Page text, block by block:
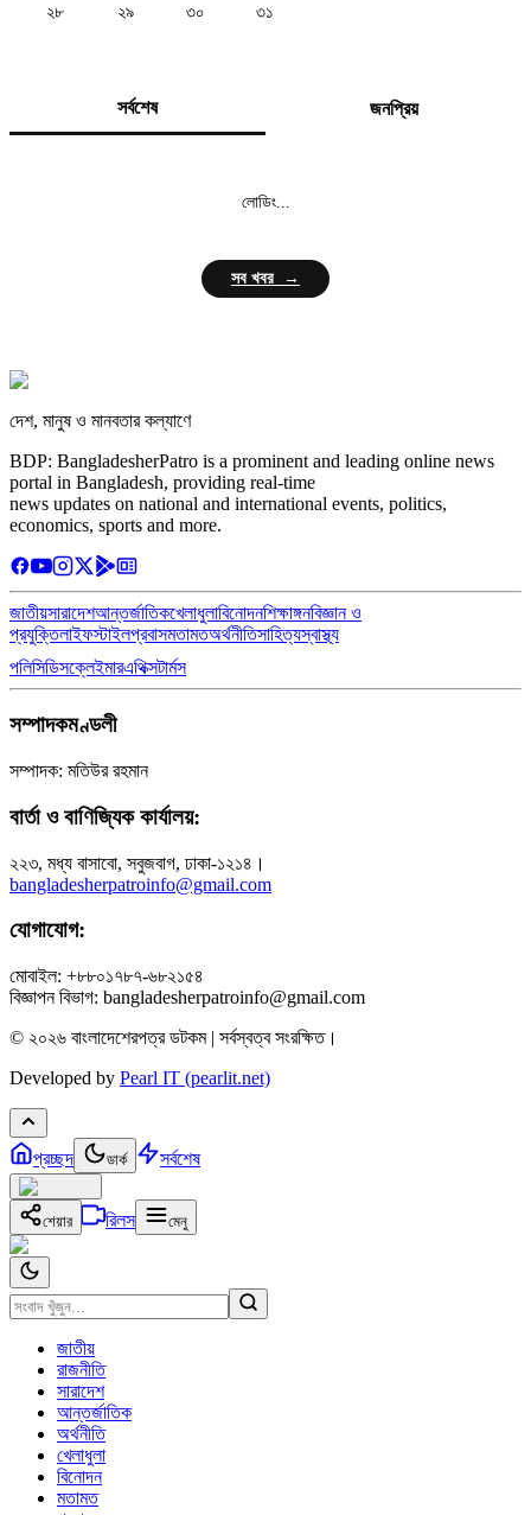
২৮ ২৯ ৩০ ৩১
সর্বশেষ জনপ্রিয়
লোডিং...
সব খবর →
দেশ, মানুষ ও মানবতার কল্যাণে
BDP: BangladesherPatro is a prominent and leading online news
portal in Bangladesh, providing real-time
news updates on national and international events, politics,
economics, sports and more.
জাতীয়সারাদেশআন্তর্জাতিকখেলাধুলাবিনোদনশিক্ষাঙ্গনবিজ্ঞান ও
প্রযুক্তিলাইফস্টাইলপ্রবাসমতামতঅর্থনীতিসাহিত্যস্বাস্থ্য
পলিসিডিসক্লেইমারএথিক্সটার্মস
সম্পাদকমণ্ডলী
সম্পাদক: মতিউর রহমান
বার্তা ও বাণিজ্যিক কার্যালয়:
২২৩, মধ্য বাসাবো, সবুজবাগ, ঢাকা-১২১৪।
bangladesherpatroinfo@gmail.com
যোগাযোগ:
মোবাইল: +৮৮০১৭৮৭-৬৮২১৫৪
বিজ্ঞাপন বিভাগ: bangladesherpatroinfo@gmail.com
© ২০২৬ বাংলাদেশেরপত্র ডটকম | সর্বস্বত্ব সংরক্ষিত।
Developed by Pearl IT (pearlit.net)
প্রচ্ছদ ডার্ক সর্বশেষ
শেয়ার রিলস মেনু
জাতীয়
রাজনীতি
সারাদেশ
আন্তর্জাতিক
অর্থনীতি
খেলাধুলা
বিনোদন
মতামত